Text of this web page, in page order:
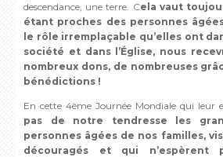
descendance, une terre. Cela vaut
étant proches des personnes
le rôle irremplaçable qu’elles ont
société et dans l’Église, nous
nombreux dons, de nombreuses
bénédictions !
En cette 4ème Journée Mondiale qui leur
pas de notre tendresse les
personnes âgées de nos familles,
découragés et qui n’espèrent